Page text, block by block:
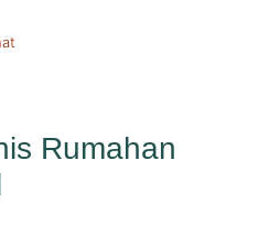
Rumahan